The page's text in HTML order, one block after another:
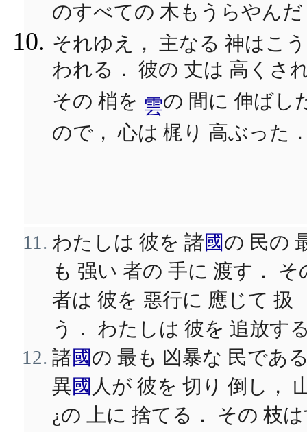
のすべての 木もうらやんだ
それゆえ， 主なる 神はこ
われる． 彼の 丈は 高くさ
その 梢を 雲の 間に 伸ばし
ので， 心は 梶り 高ぶった
わたしは 彼を 諸國の 民の
も 强い 者の 手に 渡す． そ
者は 彼を 惡行に 應じて 扱
う． わたしは 彼を 追放す
諸國の 最も 凶暴な 民であ
異國 人が 彼を 切り 倒し，
¿の 上に 捨てる． その 枝